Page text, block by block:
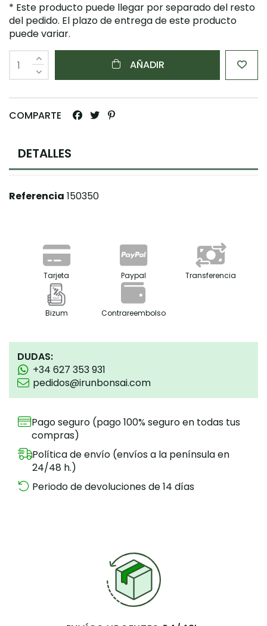
* Este producto puede llegar por separado del resto
del pedido. El plazo de entrega de este producto
puede variar.
AÑADIR
COMPARTE
DETALLES
Referencia 150350
Tarjeta Paypal Transferencia
Bizum Contrareembolso
DUDAS:
+34 627 353 931
pedidos@irunbonsai.com
Pago seguro (pago 100% seguro en todas tus
compras)
Política de envío (envíos a la península en
24/48 h.)
Periodo de devoluciones de 14 días